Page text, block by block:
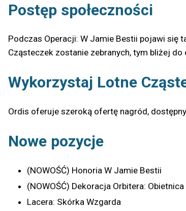
Postęp społeczności
Podczas Operacji: W Jamie Bestii pojawi się
Cząsteczek zostanie zebranych, tym bliżej
Wykorzystaj Lotne
Ordis oferuje szeroką ofertę nagród,
Nowe pozycje
(NOWOŚĆ) Honoria W Jamie Bestii
(NOWOŚĆ) Dekoracja Orbitera:
Lacera: Skórka Wzgarda